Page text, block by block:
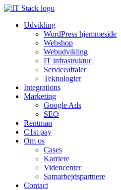
Udvikling
WordPress hjemmeside
Webshop
Webudvikling
IT infrastruktur
Serviceaftaler
Teknologier
Integrations
Marketing
Google Ads
SEO
Rentman
C1st pay
Om os
Cases
Karriere
Videncenter
Samarbejdspartnere
Contact